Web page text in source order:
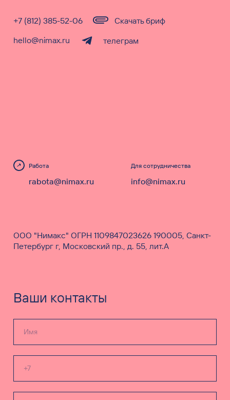
hello@nimax.ru
+7 (812) 385-52-06
телеграм
Скачать бриф
Работа
rabota@nimax.ru
Для сотрудничества
info@nimax.ru
ООО "Нимакс" ОГРН 1109847023626 190005, Санкт-
Петербург г, Московский пр., д. 55, лит.А
Ваши контакты